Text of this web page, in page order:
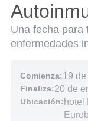
Una fecha para
enfermedades
Comienza:19
Finaliza:20 de
Ubicación:hotel